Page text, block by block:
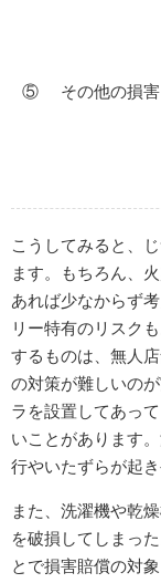
⑤ その他の損害
こうしてみると、
ます。もちろん、
あれば少なからず
リー特有のリスク
するものは、無人
の対策が難しいの
ラを設置してあっ
いことがあります
行やいたずらが起
また、洗濯機や乾
を破損してしまっ
とで損害賠償の対